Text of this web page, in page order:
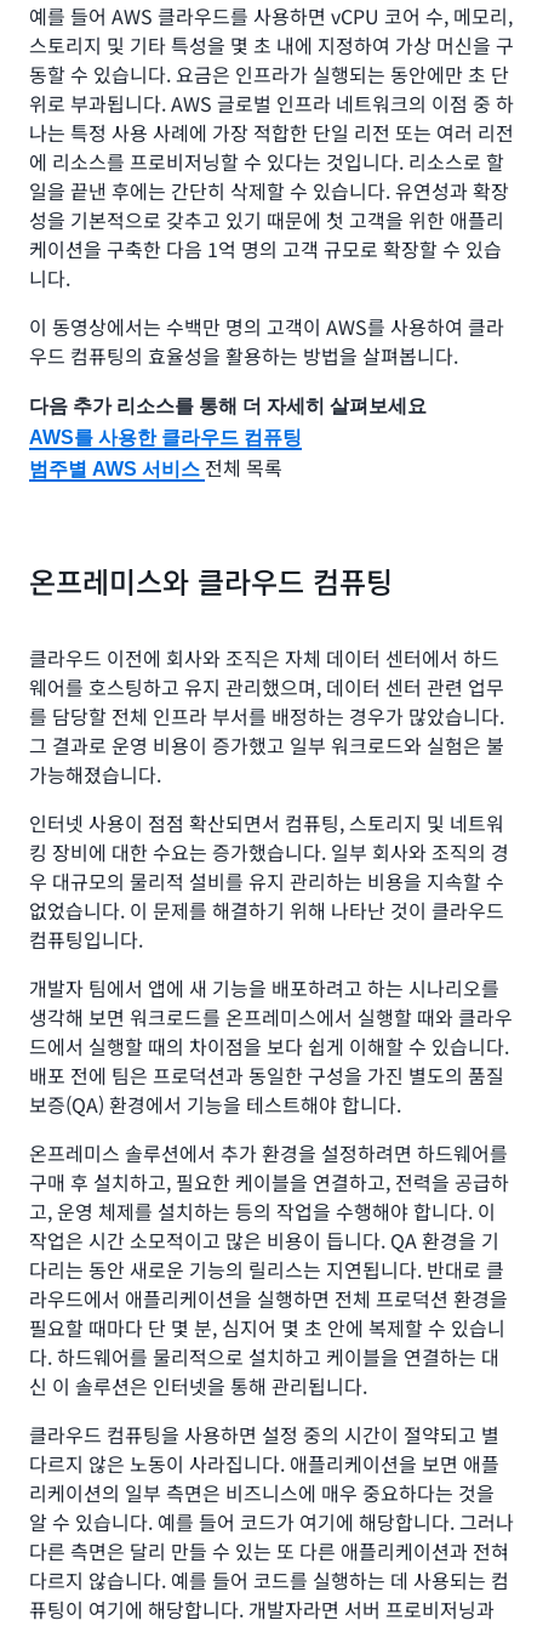
예를 들어 AWS 클라우드를 사용하면 vCPU 코어 수, 메모리,
스토리지 및 기타 특성을 몇 초 내에 지정하여 가상 머신을 구
동할 수 있습니다. 요금은 인프라가 실행되는 동안에만 초 단
위로 부과됩니다. AWS 글로벌 인프라 네트워크의 이점 중 하
나는 특정 사용 사례에 가장 적합한 단일 리전 또는 여러 리전
에 리소스를 프로비저닝할 수 있다는 것입니다. 리소스로 할
일을 끝낸 후에는 간단히 삭제할 수 있습니다. 유연성과 확장
성을 기본적으로 갖추고 있기 때문에 첫 고객을 위한 애플리
케이션을 구축한 다음 1억 명의 고객 규모로 확장할 수 있습
니다.
이 동영상에서는 수백만 명의 고객이 AWS를 사용하여 클라
우드 컴퓨팅의 효율성을 활용하는 방법을 살펴봅니다.
다음 추가 리소스를 통해 더 자세히 살펴보세요
AWS를 사용한 클라우드 컴퓨팅
범주별 AWS 서비스 전체 목록
온프레미스와 클라우드 컴퓨팅
클라우드 이전에 회사와 조직은 자체 데이터 센터에서 하드
웨어를 호스팅하고 유지 관리했으며, 데이터 센터 관련 업무
를 담당할 전체 인프라 부서를 배정하는 경우가 많았습니다.
그 결과로 운영 비용이 증가했고 일부 워크로드와 실험은 불
가능해졌습니다.
인터넷 사용이 점점 확산되면서 컴퓨팅, 스토리지 및 네트워
킹 장비에 대한 수요는 증가했습니다. 일부 회사와 조직의 경
우 대규모의 물리적 설비를 유지 관리하는 비용을 지속할 수
없었습니다. 이 문제를 해결하기 위해 나타난 것이 클라우드
컴퓨팅입니다.
개발자 팀에서 앱에 새 기능을 배포하려고 하는 시나리오를
생각해 보면 워크로드를 온프레미스에서 실행할 때와 클라우
드에서 실행할 때의 차이점을 보다 쉽게 이해할 수 있습니다.
배포 전에 팀은 프로덕션과 동일한 구성을 가진 별도의 품질
보증(QA) 환경에서 기능을 테스트해야 합니다.
온프레미스 솔루션에서 추가 환경을 설정하려면 하드웨어를
구매 후 설치하고, 필요한 케이블을 연결하고, 전력을 공급하
고, 운영 체제를 설치하는 등의 작업을 수행해야 합니다. 이
작업은 시간 소모적이고 많은 비용이 듭니다. QA 환경을 기
다리는 동안 새로운 기능의 릴리스는 지연됩니다. 반대로 클
라우드에서 애플리케이션을 실행하면 전체 프로덕션 환경을
필요할 때마다 단 몇 분, 심지어 몇 초 안에 복제할 수 있습니
다. 하드웨어를 물리적으로 설치하고 케이블을 연결하는 대
신 이 솔루션은 인터넷을 통해 관리됩니다.
클라우드 컴퓨팅을 사용하면 설정 중의 시간이 절약되고 별
다르지 않은 노동이 사라집니다. 애플리케이션을 보면 애플
리케이션의 일부 측면은 비즈니스에 매우 중요하다는 것을
알 수 있습니다. 예를 들어 코드가 여기에 해당합니다. 그러나
다른 측면은 달리 만들 수 있는 또 다른 애플리케이션과 전혀
다르지 않습니다. 예를 들어 코드를 실행하는 데 사용되는 컴
퓨팅이 여기에 해당합니다. 개발자라면 서버 프로비저닝과